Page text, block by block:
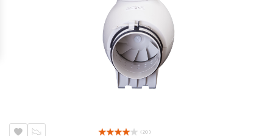
( 20 )